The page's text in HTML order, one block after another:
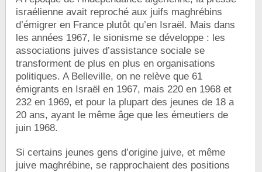
israélienne avait reproché aux juifs maghrébins
d’émigrer en France plutôt qu’en Israël. Mais dans
les années 1967, le sionisme se développe : les
associations juives d’assistance sociale se
transforment de plus en plus en organisations
politiques. A Belleville, on ne relève que 61
émigrants en Israël en 1967, mais 220 en 1968 et
232 en 1969, et pour la plupart des jeunes de 18 a
20 ans, ayant le même âge que les émeutiers de
juin 1968.
Si certains jeunes gens d’origine juive, et même
juive maghrébine, se rapprochaient des positions